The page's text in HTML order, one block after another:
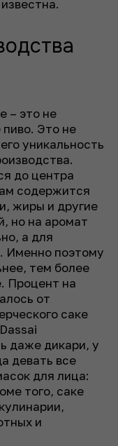
– это не
пиво. Это не
уникальность
до центра
содержится
жиры и другие
но на аромат
а для
Именно поэтому
тем более
Процент на
от
саке
даже дикари, у
девать все
для лица:
того, саке
и